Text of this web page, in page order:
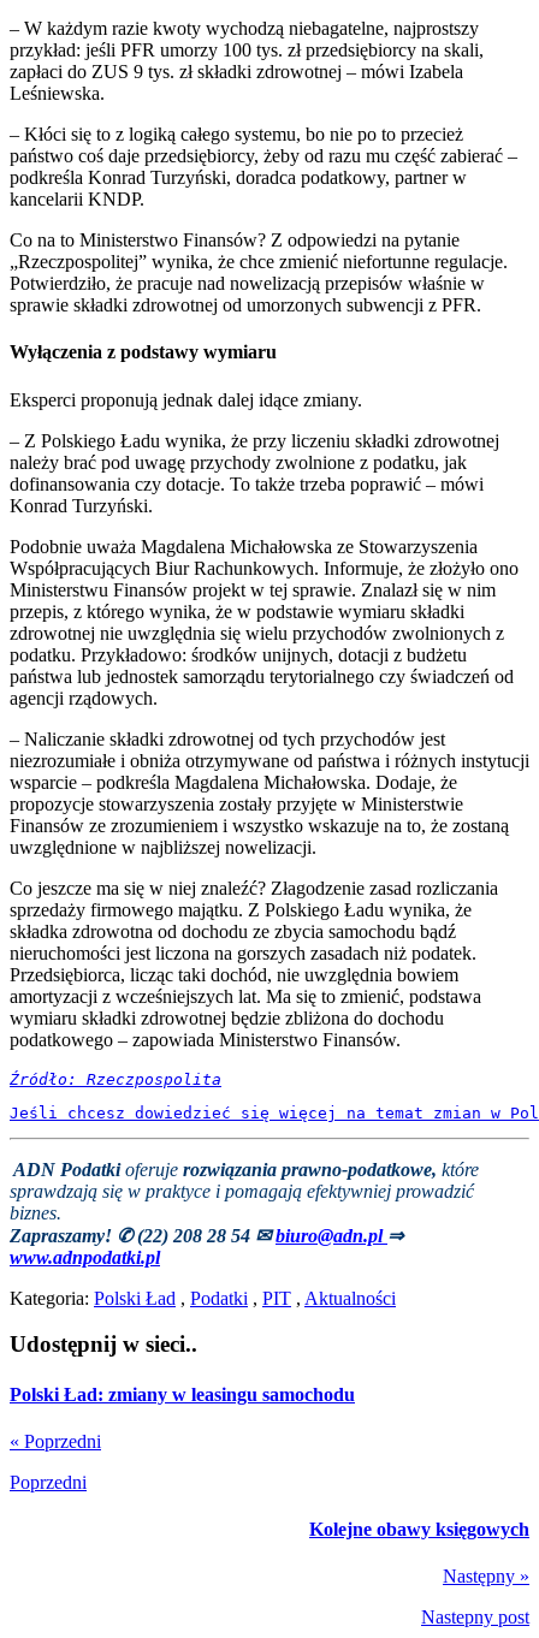
– W każdym razie kwoty wychodzą niebagatelne, najprostszy
przykład: jeśli PFR umorzy 100 tys. zł przedsiębiorcy na skali,
zapłaci do ZUS 9 tys. zł składki zdrowotnej – mówi Izabela
Leśniewska.
– Kłóci się to z logiką całego systemu, bo nie po to przecież
państwo coś daje przedsiębiorcy, żeby od razu mu część zabierać –
podkreśla Konrad Turzyński, doradca podatkowy, partner w
kancelarii KNDP.
Co na to Ministerstwo Finansów? Z odpowiedzi na pytanie
„Rzeczpospolitej” wynika, że chce zmienić niefortunne regulacje.
Potwierdziło, że pracuje nad nowelizacją przepisów właśnie w
sprawie składki zdrowotnej od umorzonych subwencji z PFR.
Wyłączenia z podstawy wymiaru
Eksperci proponują jednak dalej idące zmiany.
– Z Polskiego Ładu wynika, że przy liczeniu składki zdrowotnej
należy brać pod uwagę przychody zwolnione z podatku, jak
dofinansowania czy dotacje. To także trzeba poprawić – mówi
Konrad Turzyński.
Podobnie uważa Magdalena Michałowska ze Stowarzyszenia
Współpracujących Biur Rachunkowych. Informuje, że złożyło ono
Ministerstwu Finansów projekt w tej sprawie. Znalazł się w nim
przepis, z którego wynika, że w podstawie wymiaru składki
zdrowotnej nie uwzględnia się wielu przychodów zwolnionych z
podatku. Przykładowo: środków unijnych, dotacji z budżetu
państwa lub jednostek samorządu terytorialnego czy świadczeń od
agencji rządowych.
– Naliczanie składki zdrowotnej od tych przychodów jest
niezrozumiałe i obniża otrzymywane od państwa i różnych instytucji
wsparcie – podkreśla Magdalena Michałowska. Dodaje, że
propozycje stowarzyszenia zostały przyjęte w Ministerstwie
Finansów ze zrozumieniem i wszystko wskazuje na to, że zostaną
uwzględnione w najbliższej nowelizacji.
Co jeszcze ma się w niej znaleźć? Złagodzenie zasad rozliczania
sprzedaży firmowego majątku. Z Polskiego Ładu wynika, że
składka zdrowotna od dochodu ze zbycia samochodu bądź
nieruchomości jest liczona na gorszych zasadach niż podatek.
Przedsiębiorca, licząc taki dochód, nie uwzględnia bowiem
amortyzacji z wcześniejszych lat. Ma się to zmienić, podstawa
wymiaru składki zdrowotnej będzie zbliżona do dochodu
podatkowego – zapowiada Ministerstwo Finansów.
Źródło: Rzeczpospolita
Jeśli chcesz dowiedzieć się więcej na temat zmian w
ADN Podatkioferuje rozwiązania prawno-podatkowe, które
sprawdzają się w praktyce i pomagają efektywniej prowadzić
biznes.
Zapraszamy! ✆ (22) 208 28 54 ✉biuro@adn.pl ⇒
www.adnpodatki.pl
Kategoria: Polski Ład , Podatki , PIT , Aktualności
Udostępnij w sieci..
Polski Ład: zmiany w leasingu samochodu
« Poprzedni
Poprzedni
Kolejne obawy księgowych
Następny »
Nastepny post